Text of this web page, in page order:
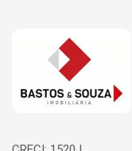
Página inicial